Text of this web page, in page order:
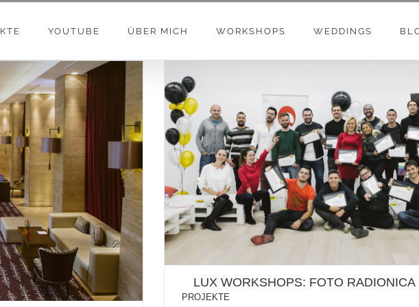
YOUTUBE ÜBER MICH WORKSHOPS WEDDINGS
LUX WORKSHOPS: FOTO RADIONICA U
LUX WORKSHOPS: FOTO RADIONICA
PROJEKTE